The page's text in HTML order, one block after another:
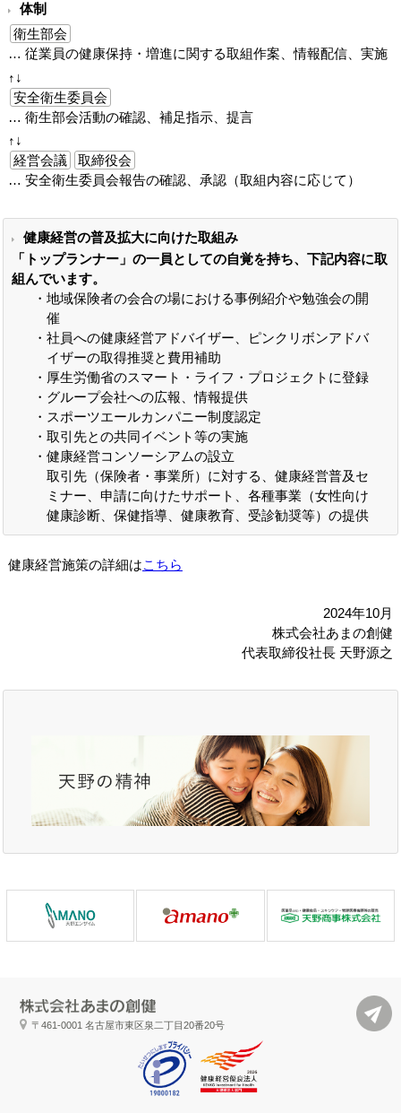
体制
衛生部会
従業員の健康保持・増進に関する取組作案、情報配信、実施
安全衛生委員会
衛生部会活動の確認、補足指示、提言
経営会議
取締役会
安全衛生委員会報告の確認、承認（取組内容に応じて）
健康経営の普及拡大に向けた取組み
「トップランナー」の一員としての自覚を持ち、下記内容に取
組んでいます。
地域保険者の会合の場における事例紹介や勉強会の開
催
社員への健康経営アドバイザー、ピンクリボンアドバ
イザーの取得推奨と費用補助
厚生労働省のスマート・ライフ・プロジェクトに登録
グループ会社への広報、情報提供
スポーツエールカンパニー制度認定
取引先との共同イベント等の実施
健康経営コンソーシアムの設立
取引先（保険者・事業所）に対する、健康経営普及セ
ミナー、申請に向けたサポート、各種事業（女性向け
健康診断、保健指導、健康教育、受診勧奨等）の提供
健康経営施策の詳細はこちら
2024年10月
株式会社あまの創健
代表取締役社長 天野源之
〒461-0001名古屋市東区泉二丁目20番20号